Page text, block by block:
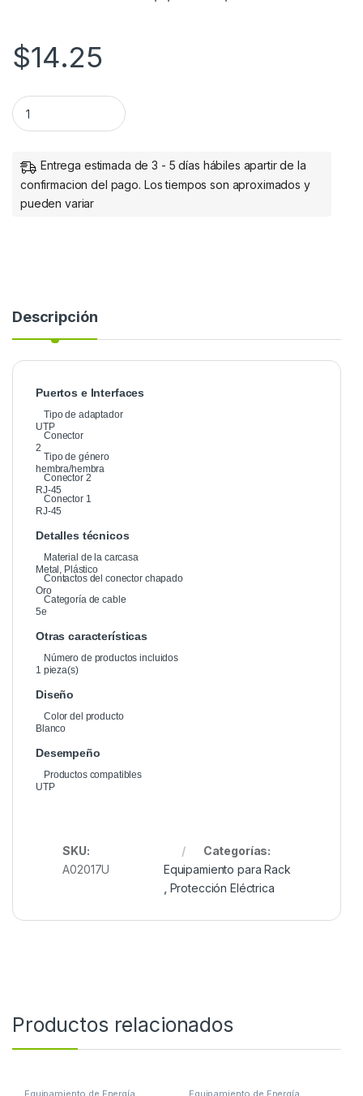
$14.25
Cople Modular Intellinet en Línea, 8P8C Hembra - 8P8C
Entrega estimada de 3 - 5 días hábiles apartir de la
confirmacion del pago. Los tiempos son aproximados y
pueden variar
Descripción
Puertos e Interfaces
Tipo de adaptador
UTP
Conector
2
Tipo de género
hembra/hembra
Conector 2
RJ-45
Conector 1
RJ-45
Detalles técnicos
Material de la carcasa
Metal, Plástico
Contactos del conector chapado
Oro
Categoría de cable
5e
Otras características
Número de productos incluidos
1 pieza(s)
Diseño
Color del producto
Blanco
Desempeño
Productos compatibles
UTP
SKU:
A02017U
Categorías:
Equipamiento para Rack
Protección Eléctrica
Productos relacionados
Equipamiento de Energía Equipamiento de Energía